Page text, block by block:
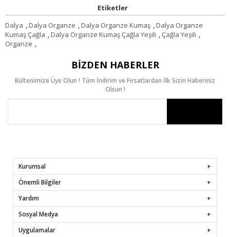
Etiketler
Dalya ,Dalya Organze ,Dalya Organze Kumaş ,Dalya Organze
Kumaş Çağla ,Dalya Organze Kumaş Çağla Yeşili , Çağla Yeşili ,
Organze ,
BIZDEN HABERLER
Bültenimize Üye Olun ! Tüm İndirim ve Fırsatlardan İlk Sizin Haberiniz
Olsun !
Kurumsal
Önemli Bilgiler
Yardım
Sosyal Medya
Uygulamalar